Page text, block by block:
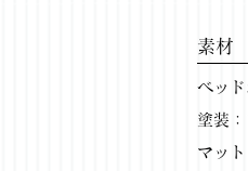
​素材
ベッ
塗装
マッ